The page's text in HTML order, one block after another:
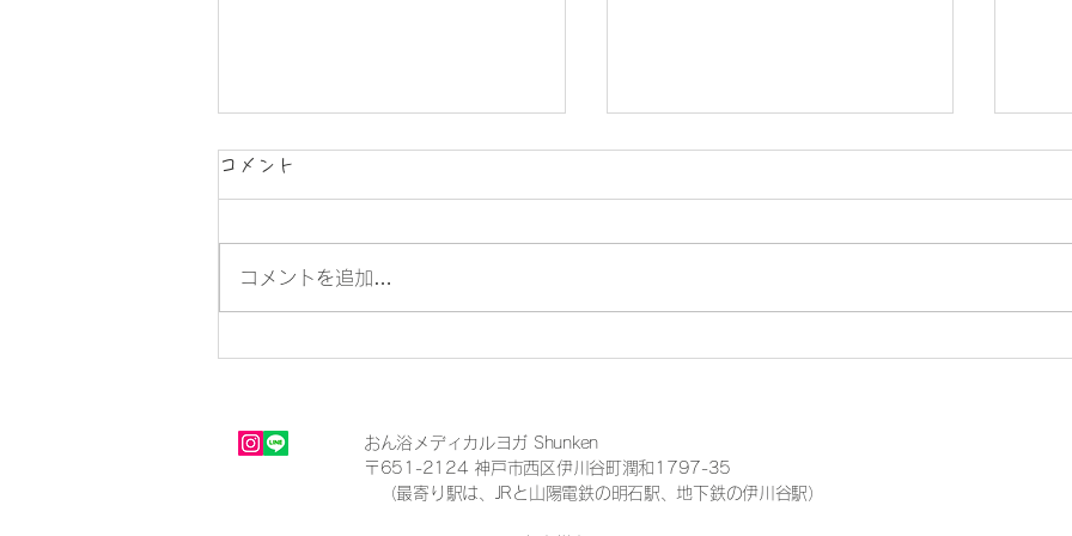
筋膜リリースや筋肉ほぐしっ
んか？
Shunken周年イベントを終え
多裂
コメント
コメントを追加…
おん浴メディカルヨガ Shunken
〒651-2124 神戸市西区伊川谷町潤和1797-35
（最寄り駅は、JRと山陽電鉄の明石駅、地下鉄の伊川谷駅）